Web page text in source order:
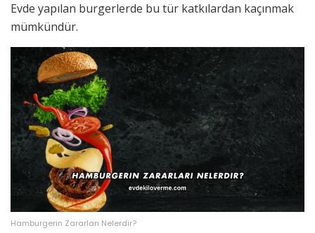
Evde yapılan burgerlerde bu tür katkılardan kaçınmak
mümkündür.
Hamburgerin Zararları Nelerdir?